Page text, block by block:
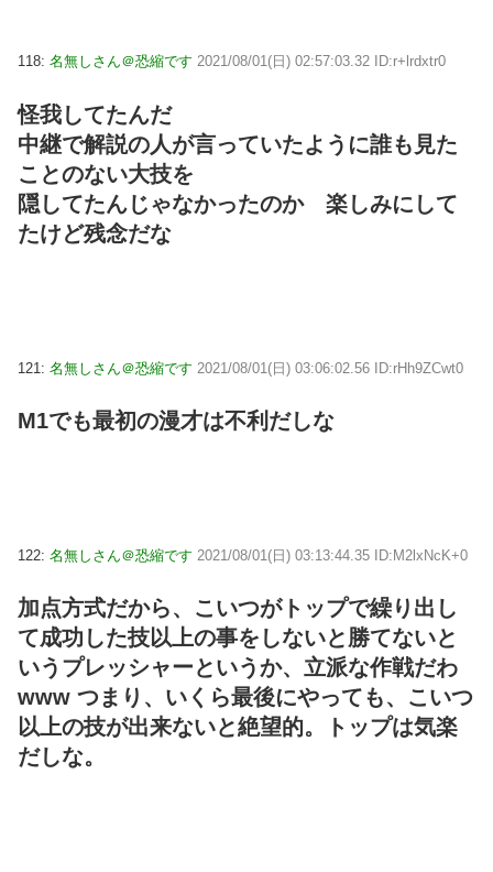
118: 名無しさん＠恐縮です 2021/08/01(日) 02:57:03.32 ID:r+lrdxtr0
怪我してたんだ
中継で解説の人が言っていたように誰も見た
ことのない大技を
隠してたんじゃなかったのか 楽しみにして
たけど残念だな
121: 名無しさん＠恐縮です 2021/08/01(日) 03:06:02.56 ID:rHh9ZCwt0
M1でも最初の漫才は不利だしな
122: 名無しさん＠恐縮です 2021/08/01(日) 03:13:44.35 ID:M2lxNcK+0
加点方式だから、こいつがトップで繰り出し
て成功した技以上の事をしないと勝てないと
いうプレッシャーというか、立派な作戦だわ
www つまり、いくら最後にやっても、こいつ
以上の技が出来ないと絶望的。トップは気楽
だしな。